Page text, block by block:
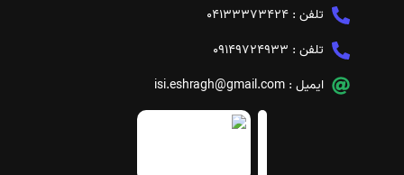
تلفن : 04133373424
تلفن : 09149724933
ایمیل : isi.eshragh@gmail.com